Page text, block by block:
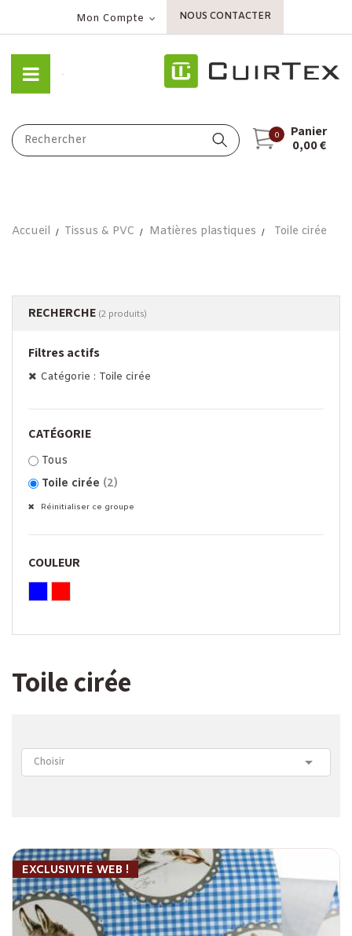
Mon Compte NOUS CONTACTER
0
Panier
0,00 €
Accueil Tissus & PVC Matières plastiques Toile cirée
RECHERCHE (2 produits)
Filtres actifs
Catégorie : Toile cirée
CATÉGORIE
Tous
Toile cirée (2)
Réinitialiser ce groupe
COULEUR
Toile cirée
Choisir 
EXCLUSIVITÉ WEB !